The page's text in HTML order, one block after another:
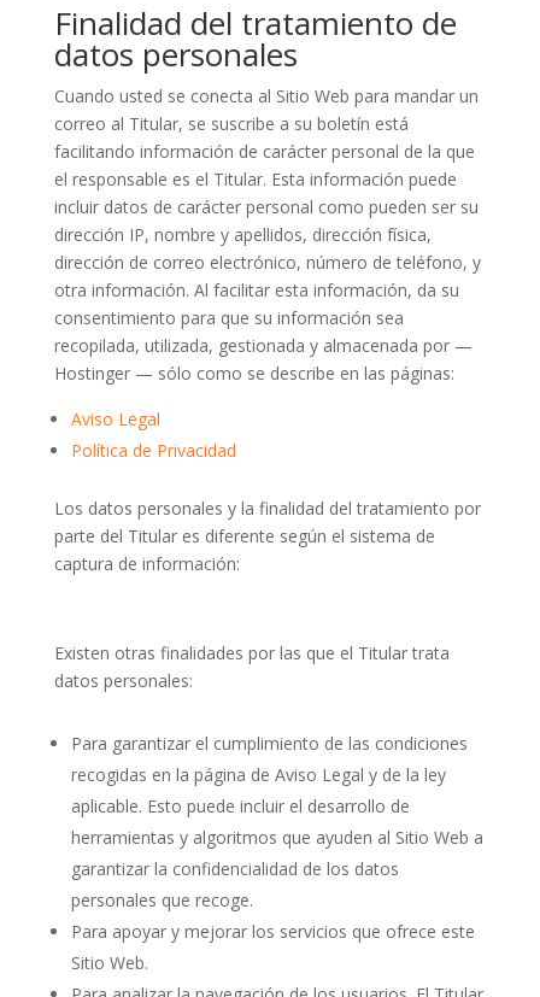
Finalidad del tratamiento de
datos personales
Cuando usted se conecta al Sitio Web para mandar un
correo al Titular, se suscribe a su boletín está
facilitando información de carácter personal de la que
el responsable es el Titular. Esta información puede
incluir datos de carácter personal como pueden ser su
dirección IP, nombre y apellidos, dirección física,
dirección de correo electrónico, número de teléfono, y
otra información. Al facilitar esta información, da su
consentimiento para que su información sea
recopilada, utilizada, gestionada y almacenada por —
Hostinger — sólo como se describe en las páginas:
Aviso Legal
Política de Privacidad
Los datos personales y la finalidad del tratamiento por
parte del Titular es diferente según el sistema de
captura de información:
Existen otras finalidades por las que el Titular trata
datos personales:
Para garantizar el cumplimiento de las condiciones
recogidas en la página de Aviso Legal y de la ley
aplicable. Esto puede incluir el desarrollo de
herramientas y algoritmos que ayuden al Sitio Web a
garantizar la confidencialidad de los datos
personales que recoge.
Para apoyar y mejorar los servicios que ofrece este
Sitio Web.